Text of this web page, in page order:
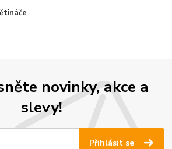
novinky, akce a
slevy!
Přihlásit se